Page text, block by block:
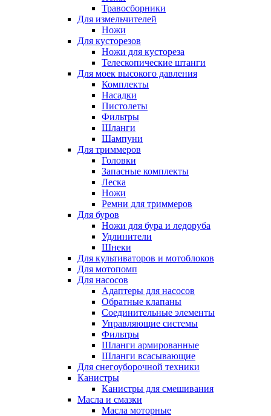
Травосборники
Для измельчителей
Ножи
Для кусторезов
Ножи для кустореза
Телескопические штанги
Для моек высокого давления
Комплекты
Насадки
Пистолеты
Фильтры
Шланги
Шампуни
Для триммеров
Головки
Запасные комплекты
Леска
Ножи
Ремни для триммеров
Для буров
Ножи для бура и ледоруба
Удлинители
Шнеки
Для культиваторов и мотоблоков
Для мотопомп
Для насосов
Адаптеры для насосов
Обратные клапаны
Соединительные элементы
Управляющие системы
Фильтры
Шланги армированные
Шланги всасывающие
Для снегоуборочной техники
Канистры
Канистры для смешивания
Масла и смазки
Масла моторные